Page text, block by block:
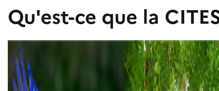
Qu'est-ce que la